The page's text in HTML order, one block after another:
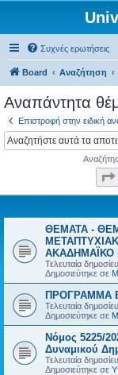
Συχνές ερωτήσεις
Board Αναζήτηση
Αναπάντητα
Επιστροφή στην ειδική
ΘΕΜΑΤΑ -
ΑΚΑΔΗΜΑΪΚΟ
Τελευταία
Δημοσιεύτηκε σε
ΠΡΟΓΡΑΜΜΑ
Τελευταία
Δημοσιεύτηκε σε
Νόμος 5225/
Δυναμικού
Τελευταία
Δημοσιεύτηκε σε